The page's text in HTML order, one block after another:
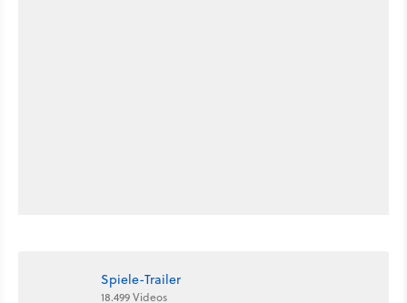
Spiele-Trailer
18.499 Videos